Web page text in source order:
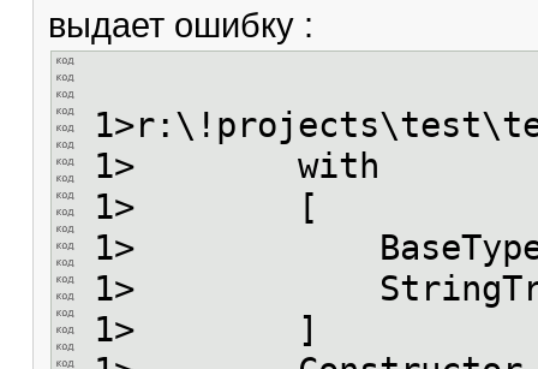
выдает ошибку :
1> with
1> [
1>
1>
1> ]